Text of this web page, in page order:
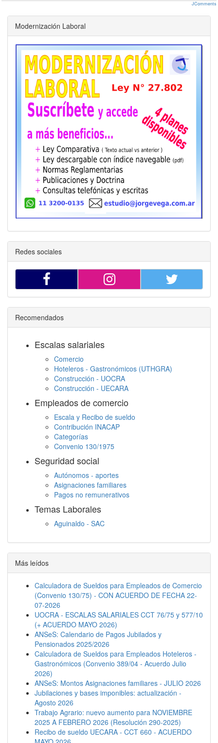
JComments
Modernización Laboral
Redes sociales
Recomendados
Escalas salariales
Comercio
Hoteleros - Gastronómicos (UTHGRA)
Construcción - UOCRA
Construcción - UECARA
Empleados de comercio
Escala y Recibo de sueldo
Contribución INACAP
Categorías
Convenio 130/1975
Seguridad social
Autónomos - aportes
Asignaciones familiares
Pagos no remunerativos
Temas Laborales
Aguinaldo - SAC
Descanso semanal
Embargos
Más leídos
Calculadora de Sueldos para Empleados de Comercio
(Convenio 130/75) - CON ACUERDO DE FECHA 22-
07-2026
UOCRA - ESCALAS SALARIALES CCT 76/75 y 577/10
(+ ACUERDO MAYO 2026)
ANSeS: Calendario de Pagos Jubilados y
Pensionados 2025/2026
Calculadora de Sueldos para Empleados Hoteleros -
Gastronómicos (Convenio 389/04 - Acuerdo Julio
2026)
ANSeS: Montos Asignaciones familiares - JULIO 2026
Jubilaciones y bases imponibles: actualización -
Agosto 2026
Trabajo Agrario: nuevo aumento para NOVIEMBRE
2025 A FEBRERO 2026 (Resolución 290-2025)
Recibo de sueldo UECARA - CCT 660 - ACUERDO